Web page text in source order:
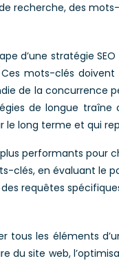
recherche, des
d’une stratégie
mots-clés
de la concurrence
de longue
le long terme et qui
performants pour
clés, en évaluant le
requêtes
tous les éléments
du site web,